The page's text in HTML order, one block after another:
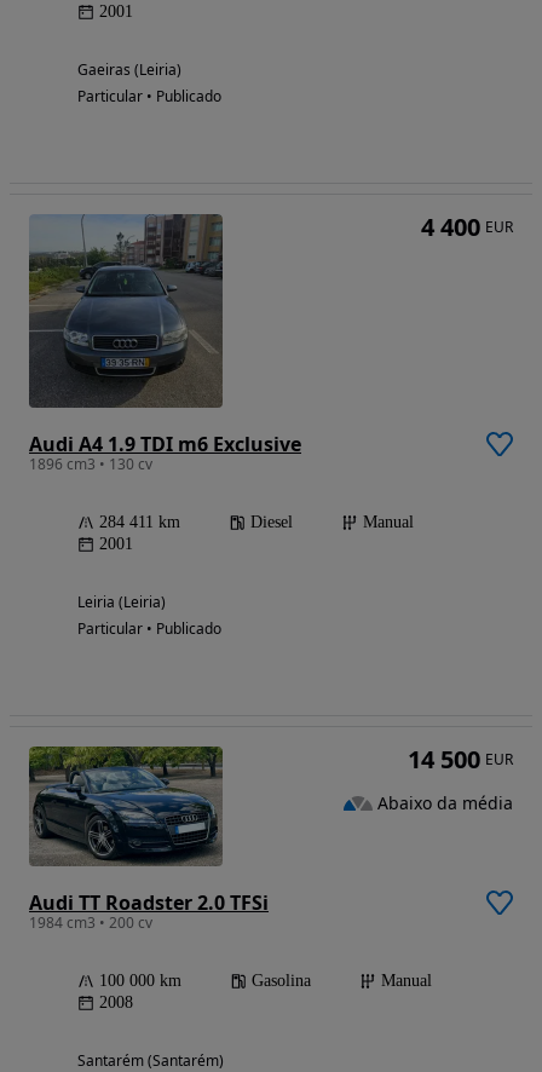
2001
Gaeiras (Leiria)
Particular • Publicado
Audi A4 1.9 TDI m6 Exclusive
1896 cm3 • 130 cv
284 411 km Diesel
Manual
2001
Leiria (Leiria)
Particular • Publicado
4 400 EUR
Audi TT Roadster 2.0 TFSi
1984 cm3 • 200 cv
100 000 km Gasolina
Manual
2008
Santarém (Santarém)
14 500 EUR
Abaixo da média